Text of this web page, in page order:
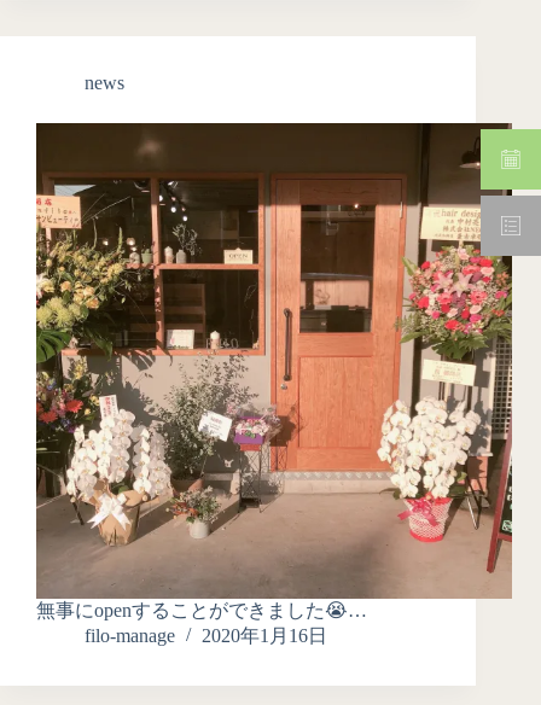
news
無事にopenすることができました😭…
filo-manage
2020年1月16日